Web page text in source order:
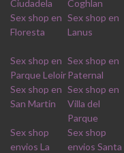
Ciudadela
Coghlan
Sex shop en
Floresta
Sex shop en
Lanus
Sex shop en
Parque Leloir
Sex shop en
Paternal
Sex shop en
San Martin
Sex shop en
Villa del
Parque
Sex shop
envios La
Sex shop
envios Santa